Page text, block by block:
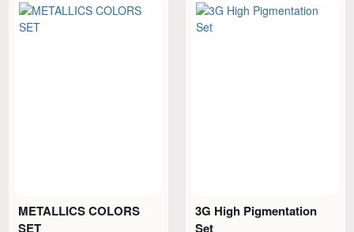
METALLICS COLORS
SET
3G High Pigmentation
Set